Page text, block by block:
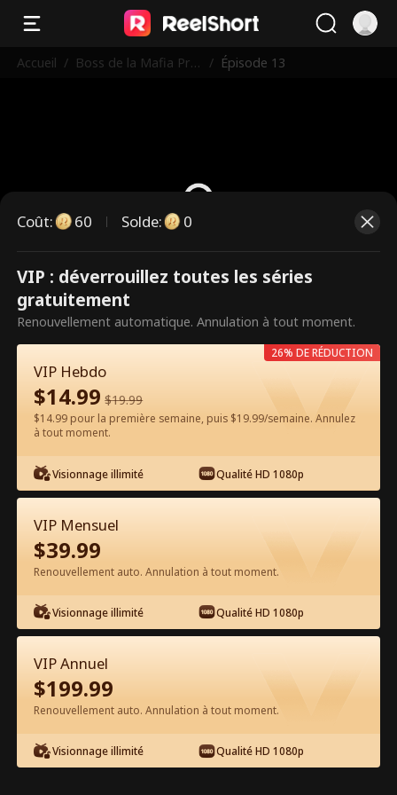
Accueil / Boss de la Mafia Pre
/ Épisode 13
Ce sont des épisodes payants.
Débloquez pour regarder.
Regarder gratuitement sur l'App
Épisode 13 - Boss de la Mafia Prend le
Lycée Film complet
0-49 50-67 Tous les épisodes
Coût: 60 Solde: 0
VIP : déverrouillez toutes les séries
gratuitement
Renouvellement automatique. Annulation à tout moment.
VIP Hebdo
$14.99 $19.99
$14.99 pour la première semaine, puis $19.99/semaine. Annulez
à tout moment.
Visionnage illimité Qualité HD 1080p
26% DE RÉDUCTION
VIP Mensuel
$39.99
Renouvellement auto. Annulation à tout moment.
Visionnage illimité Qualité HD 1080p
VIP Annuel
$199.99
Renouvellement auto. Annulation à tout moment.
Visionnage illimité Qualité HD 1080p